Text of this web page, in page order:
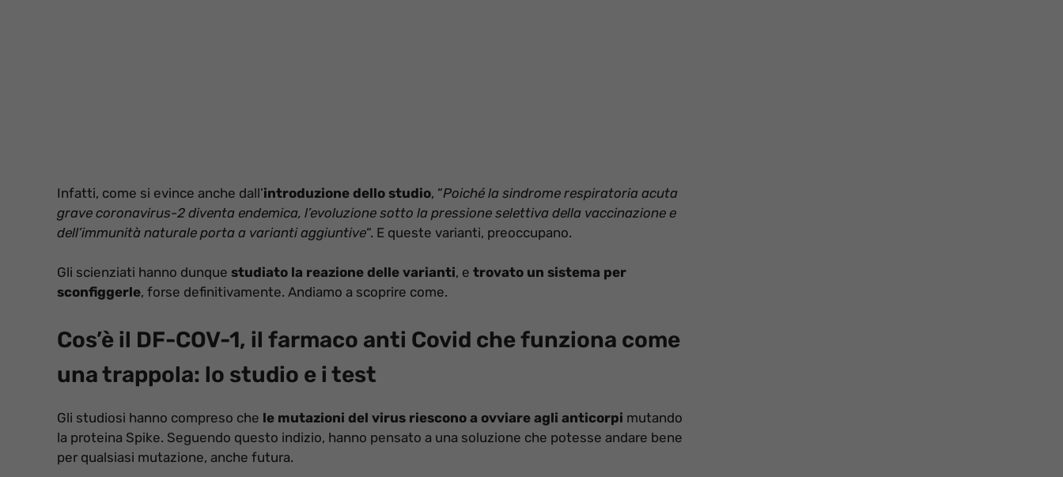
Infatti, come si evince anche dall’introduzione dello studio, “Poiché la sindrome respiratoria acuta
grave coronavirus-2 diventa endemica, l’evoluzione sotto la pressione selettiva della vaccinazione e
dell’immunità naturale porta a varianti aggiuntive“. E queste varianti, preoccupano.
Gli scienziati hanno dunque studiato la reazione delle varianti, e trovato un sistema per
sconfiggerle, forse definitivamente. Andiamo a scoprire come.
Cos’è il DF-COV-1, il farmaco anti Covid che funziona come
una trappola: lo studio e i test
Gli studiosi hanno compreso che le mutazioni del virus riescono a ovviare agli anticorpi mutando
la proteina Spike. Seguendo questo indizio, hanno pensato a una soluzione che potesse andare bene
per qualsiasi mutazione, anche futura.